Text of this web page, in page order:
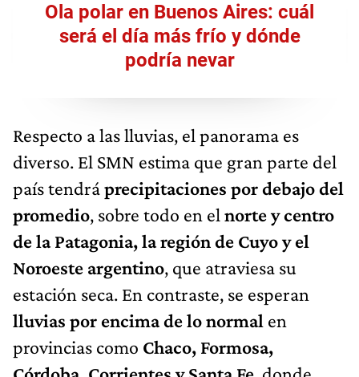
Ola polar en Buenos Aires: cuál
será el día más frío y dónde
podría nevar
Respecto a las lluvias, el panorama es
diverso. El SMN estima que gran parte del
país tendráprecipitaciones por debajo del
promedio, sobre todo en el norte y centro
de la Patagonia, la región de Cuyo y el
Noroeste argentino, que atraviesa su
estación seca. En contraste, se esperan
lluvias por encima de lo normal en
provincias como Chaco, Formosa,